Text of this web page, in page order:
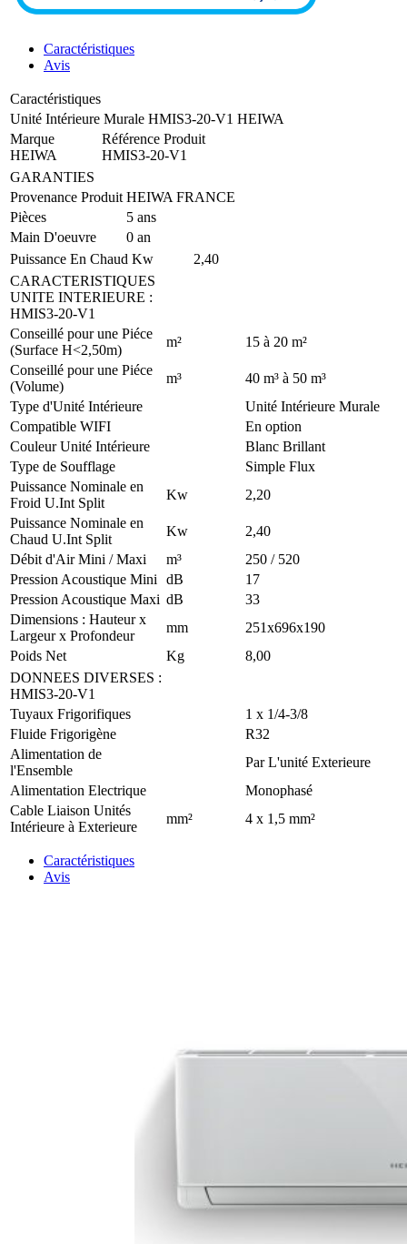
Caractéristiques
Avis
Caractéristiques
Unité Intérieure Murale HMIS3-20-V1 HEIWA
Marque
HEIWA
Référence Produit
HMIS3-20-V1
GARANTIES
Provenance Produit HEIWA FRANCE
Pièces
5 ans
Main D'oeuvre
0 an
Puissance En Chaud Kw
2,40
CARACTERISTIQUES
UNITE INTERIEURE :
HMIS3-20-V1
Conseillé pour une Piéce
(Surface H<2,50m)
m²
15 à 20 m²
Conseillé pour une Piéce
(Volume)
m³
40 m³ à 50 m³
Type d'Unité Intérieure
Unité Intérieure Murale
Compatible WIFI
En option
Couleur Unité Intérieure
Blanc Brillant
Type de Soufflage
Simple Flux
Puissance Nominale en
Froid U.Int Split
Kw
2,20
Puissance Nominale en
Chaud U.Int Split
Kw
2,40
Débit d'Air Mini / Maxi
m³
250 / 520
Pression Acoustique Mini
dB
17
Pression Acoustique Maxi dB
33
Dimensions : Hauteur x
Largeur x Profondeur
mm
251x696x190
Poids Net
Kg
8,00
DONNEES DIVERSES :
HMIS3-20-V1
Tuyaux Frigorifiques
1 x 1/4-3/8
Fluide Frigorigène
R32
Alimentation de
l'Ensemble
Par L'unité Exterieure
Alimentation Electrique
Monophasé
Cable Liaison Unités
Intérieure à Exterieure
mm² 4 x 1,5 mm²
Caractéristiques
Avis